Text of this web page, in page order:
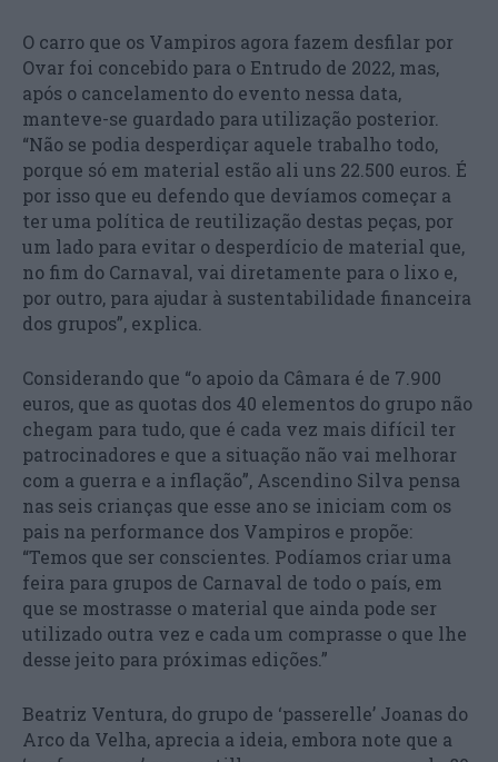
O carro que os Vampiros agora fazem desfilar por
Ovar foi concebido para o Entrudo de 2022, mas,
após o cancelamento do evento nessa data,
manteve-se guardado para utilização posterior.
“Não se podia desperdiçar aquele trabalho todo,
porque só em material estão ali uns 22.500 euros. É
por isso que eu defendo que devíamos começar a
ter uma política de reutilização destas peças, por
um lado para evitar o desperdício de material que,
no fim do Carnaval, vai diretamente para o lixo e,
por outro, para ajudar à sustentabilidade financeira
dos grupos”, explica.
Considerando que “o apoio da Câmara é de 7.900
euros, que as quotas dos 40 elementos do grupo não
chegam para tudo, que é cada vez mais difícil ter
patrocinadores e que a situação não vai melhorar
com a guerra e a inflação”, Ascendino Silva pensa
nas seis crianças que esse ano se iniciam com os
pais na performance dos Vampiros e propõe:
“Temos que ser conscientes. Podíamos criar uma
feira para grupos de Carnaval de todo o país, em
que se mostrasse o material que ainda pode ser
utilizado outra vez e cada um comprasse o que lhe
desse jeito para próximas edições.”
Beatriz Ventura, do grupo de ‘passerelle’ Joanas do
Arco da Velha, aprecia a ideia, embora note que a